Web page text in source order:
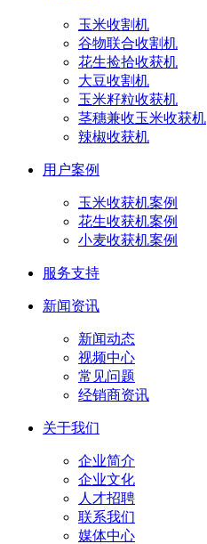
玉米收割机
谷物联合收割机
花生捡拾收获机
大豆收割机
玉米籽粒收获机
茎穗兼收玉米收获机
辣椒收获机
用户案例
玉米收获机案例
花生收获机案例
小麦收获机案例
服务支持
新闻资讯
新闻动态
视频中心
常见问题
经销商资讯
关于我们
企业简介
企业文化
人才招聘
联系我们
媒体中心